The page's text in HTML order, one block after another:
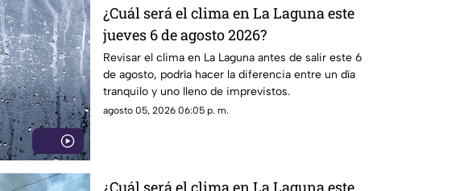
¿Cuál será el clima en La Laguna este
jueves 6 de agosto 2026?
Revisar el clima en La Laguna antes de salir este 6
de agosto, podría hacer la diferencia entre un día
tranquilo y uno lleno de imprevistos.
agosto 05, 2026 06:05 p. m.
¿Cuál será el clima en La Laguna este